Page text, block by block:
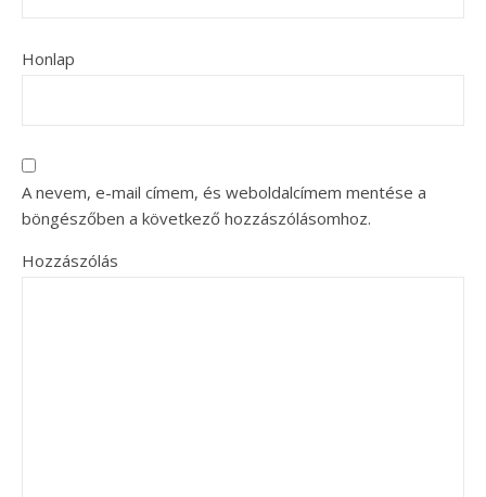
Honlap
A nevem, e-mail címem, és weboldalcímem mentése a
böngészőben a következő hozzászólásomhoz.
Hozzászólás